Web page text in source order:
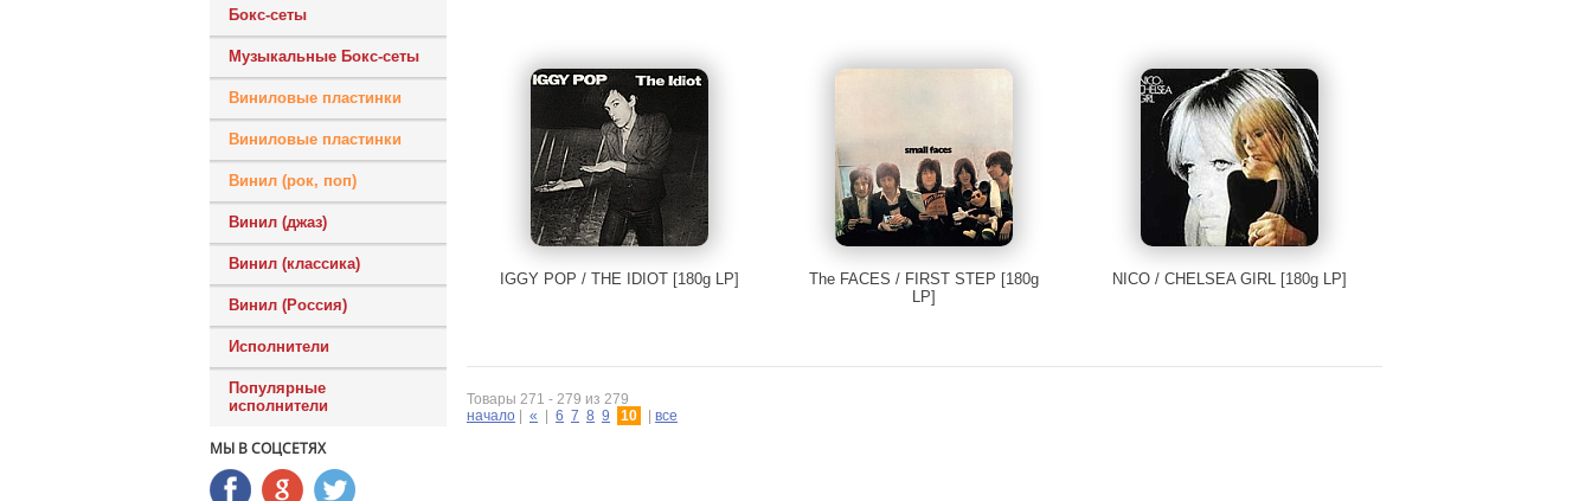
Бокс-сеты
Музыкальные Бокс-сеты
Виниловые пластинки
Виниловые пластинки
Винил (рок, поп)
Винил (джаз)
Винил (классика)
Винил (Россия)
Исполнители
Популярные
исполнители
МЫ В СОЦСЕТЯХ
IGGY POP / THE IDIOT [180g LP]
The FACES / FIRST STEP [180g
LP]
NICO / CHELSEA GIRL [180g LP]
Товары 271 - 279 из 279
начало
« 6 7 8 9 10 все